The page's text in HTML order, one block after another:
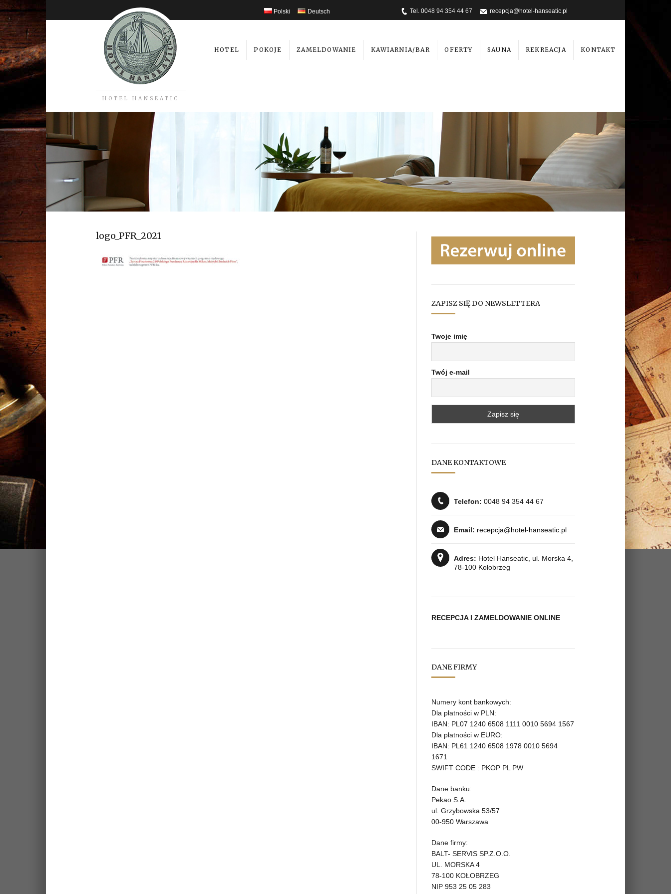
Polski Deutsch Tel. 0048 94 354 44 67 recepcja@hotel-hanseatic.pl
HOTEL HANSEATIC
HOTEL POKOJE ZAMELDOWANIE KAWIARNIA/BAR OFERTY SAUNA REKREACJA KONTAKT
logo_PFR_2021
ZAPISZ SIĘ DO NEWSLETTERA
Twoje imię
Twój e-mail
DANE KONTAKTOWE
Telefon: 0048 94 354 44 67
Email: recepcja@hotel-hanseatic.pl
Adres: Hotel Hanseatic, ul. Morska 4,
78­-100 Kołobrzeg
RECEPCJA I ZAMELDOWANIE ONLINE
DANE FIRMY
Numery kont bankowych:
Dla płatności w PLN:
IBAN: PL07 1240 6508 1111 0010 5694 1567
Dla płatności w EURO:
IBAN: PL61 1240 6508 1978 0010 5694
1671
SWIFT CODE : PKOP PL PW
Dane banku:
Pekao S.A.
ul. Grzybowska 53/57
00-950 Warszawa
Dane firmy:
BALT- SERVIS SP.Z.O.O.
UL. MORSKA 4
78-100 KOŁOBRZEG
NIP 953 25 05 283